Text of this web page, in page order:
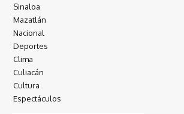
Sinaloa
Mazatlán
Nacional
Deportes
Clima
Culiacán
Cultura
Espectáculos